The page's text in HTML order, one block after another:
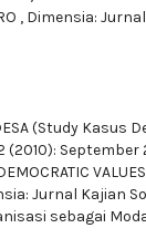
, Dimensia: Jurnal
DESA (Study
(2010): September
Jurnal Kajian
sebagai